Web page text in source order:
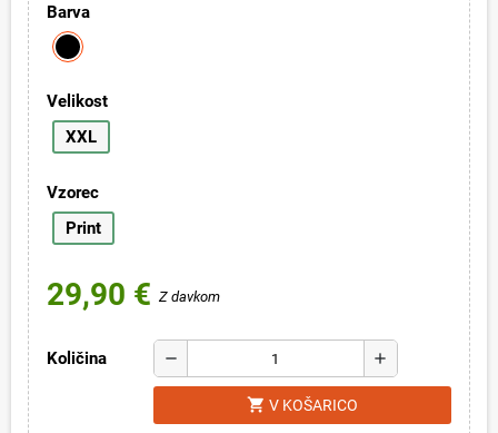
Barva
Velikost
XXL
Vzorec
Print
29,90 € Z davkom
Količina remove add
shopping_cart V KOŠARICO